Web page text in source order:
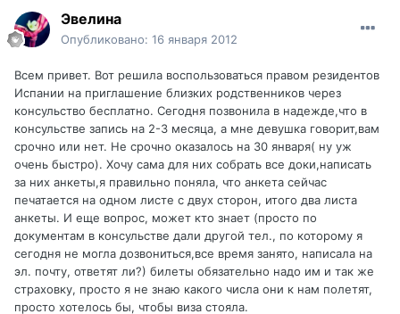
Эвелина
Опубликовано: 16 января 2012
Всем привет. Вот решила воспользоваться правом резидентов
Испании на приглашение близких родственников через
консульство бесплатно. Сегодня позвонила в надежде,что в
консульстве запись на 2-3 месяца, а мне девушка говорит,вам
срочно или нет. Не срочно оказалось на 30 января( ну уж
очень быстро). Хочу сама для них собрать все доки,написать
за них анкеты,я правильно поняла, что анкета сейчас
печатается на одном листе с двух сторон, итого два листа
анкеты. И еще вопрос, может кто знает (просто по
документам в консульстве дали другой тел., по которому я
сегодня не могла дозвониться,все время занято, написала на
эл. почту, ответят ли?) билеты обязательно надо им и так же
страховку, просто я не знаю какого числа они к нам полетят,
просто хотелось бы, чтобы виза стояла.